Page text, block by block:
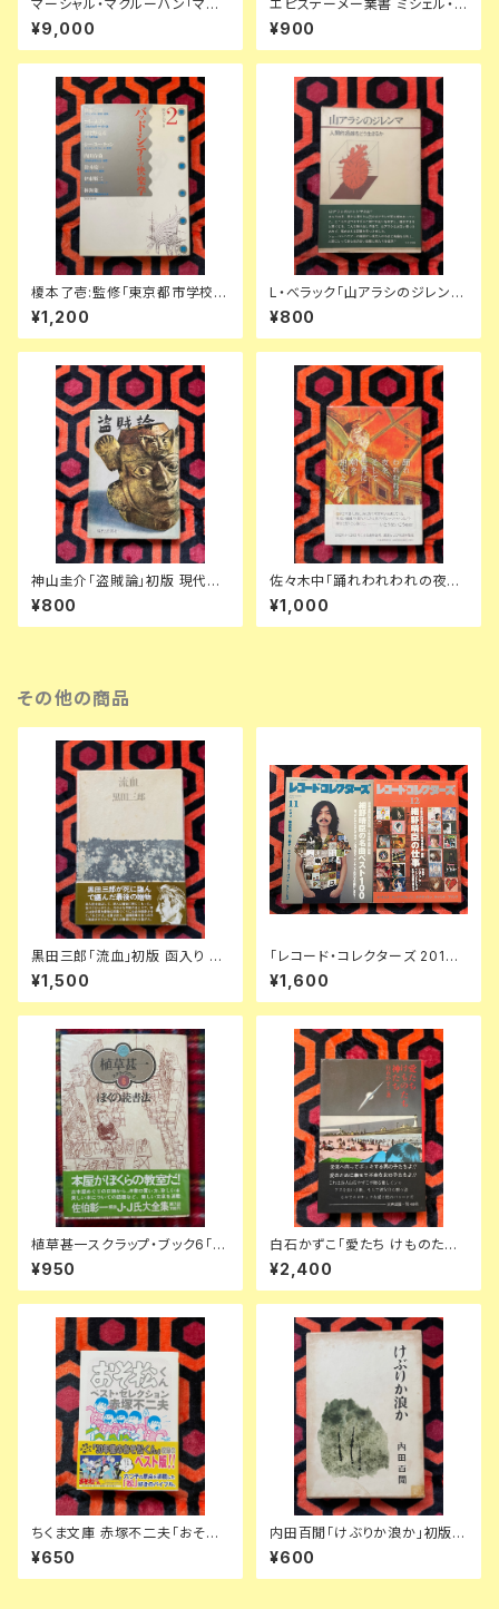
マーシャル・マクルーハン「マク
ルーハン著作集」1〜3全巻セッ
ト 函入り 井坂学・後藤和彦・高
儀進訳 装幀:粟津潔 竹内書店
¥9,000
エピステーメー業書 ミシェル・フ
ーコー「外の思考 ブランショ・バ
タイユ・クロソウスキー」初版 豊
崎光一 訳 朝日出版社
¥900
榎本了壱:監修「東京都市学校2
バッド・シティの快楽学」初版 T
OTO出版 伊東豊雄 日比野克
彦 鈴木慶一 ムーンライダーズ
¥1,200
L・べラック「山アラシのジレン
マ 人間的過疎をどう生きるか」
小此木啓吾訳 ビニカバ 帯付き
ダイヤモンド社 精神分析
¥800
神山圭介「盗賊論」初版 現代思
潮社
¥800
佐々木中「踊れわれわれの夜を、
そして世界に朝を迎えよ」初版
帯付き 河出書房新社 帯文:いと
うせいこう ベーコン
¥1,000
その他の商品
黒田三郎「流血」初版 函入り 帯
付き 付録付き 思潮社
¥1,500
「レコード・コレクターズ 2019 1
1月&12月号 特集:細野晴臣 前
編 後編」セット はっぴいえんど
YMO 湯浅学
¥1,600
植草甚一スクラップ・ブック6「ぼ
くの読書法」帯 ビニカバ付き 月
報付き 解説:佐伯彰一 JJ 晶文
社
¥950
白石かずこ「愛たち けものたち
神たち」初版 帯付き 装幀:横尾
忠則 構成:及川正通 写真:沢渡
朔 天声出版
¥2,400
ちくま文庫 赤塚不二夫「おそ松
くんベスト・セレクション」初版
帯付き 筑摩書房 文庫オリジナ
ル
¥650
内田百閒「けぶりか浪か」初版
函入り 装幀:内田克已 新潮社
¥600